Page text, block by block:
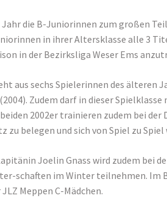
die B-Juniorinnen zum großen
in ihrer Altersklasse alle 3
in der Bezirksliga Weser Ems
aus sechs Spielerinnen des älteren
Zudem darf in dieser
2002er trainieren zudem bei
belegen und sich von Spiel zu
Joelin Gnass wird zudem bei
schaften im Winter teilnehmen. Im
Meppen C-Mädchen.